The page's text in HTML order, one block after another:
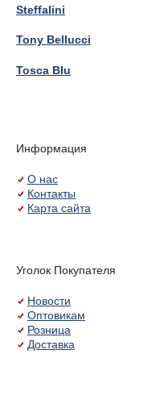
Steffalini
Tony Bellucci
Tosca Blu
Информация
О нас
Контакты
Карта сайта
Уголок Покупателя
Новости
Оптовикам
Розница
Доставка